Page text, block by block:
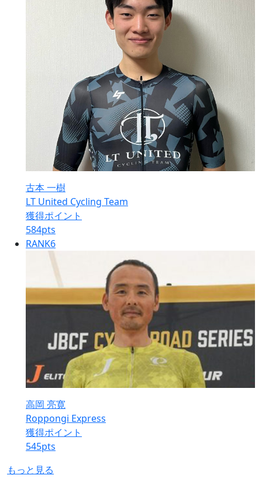
古本 一樹
LT United Cycling Team
獲得ポイント
584pts
RANK6
高岡 亮寛
Roppongi Express
獲得ポイント
545pts
もっと見る